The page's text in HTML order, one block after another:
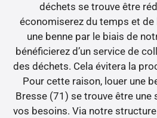
déchets se trouve être
économiserez du temps et de
une benne par le biais de
bénéficierez d’un service de
des déchets. Cela évitera la
Pour cette raison, louer une
Bresse (71) se trouve être
vos besoins. Via notre